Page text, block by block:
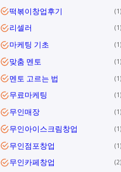
떡볶이창업후기 1
리셀러 1
마케팅 기초 1
맞춤 멘토 1
멘토 고르는 법 1
무료마케팅 1
무인매장 1
무인아이스크림창업 1
무인점포창업 1
무인카페창업 2